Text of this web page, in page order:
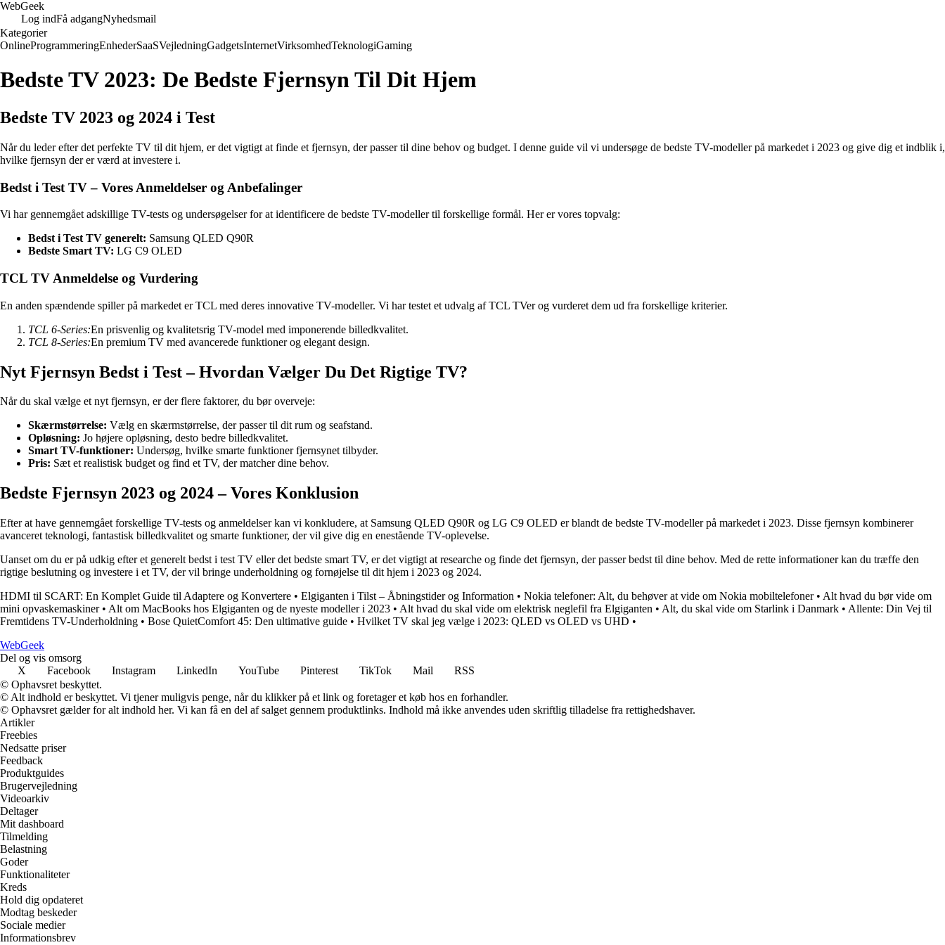
WebGeek
Log indFå adgangNyhedsmail
Kategorier
OnlineProgrammeringEnhederSaaSVejledningGadgetsInternetVirksomhedTeknologiGaming
Bedste TV 2023: De Bedste Fjernsyn Til Dit Hjem
Bedste TV 2023 og 2024 i Test
Når du leder efter det perfekte TV til dit hjem, er det vigtigt at finde et fjernsyn, der passer til dine behov og budget. I denne guide vil vi undersøge de bedste TV-modeller på markedet i 2023 og give dig et indblik i,
hvilke fjernsyn der er værd at investere i.
Bedst i Test TV – Vores Anmeldelser og Anbefalinger
Vi har gennemgået adskillige TV-tests og undersøgelser for at identificere de bedste TV-modeller til forskellige formål. Her er vores topvalg:
Bedst i Test TV generelt: Samsung QLED Q90R
Bedste Smart TV: LG C9 OLED
TCL TV Anmeldelse og Vurdering
En anden spændende spiller på markedet er TCL med deres innovative TV-modeller. Vi har testet et udvalg af TCL TVer og vurderet dem ud fra forskellige kriterier.
TCL 6-Series:En prisvenlig og kvalitetsrig TV-model med imponerende billedkvalitet.
TCL 8-Series:En premium TV med avancerede funktioner og elegant design.
Nyt Fjernsyn Bedst i Test – Hvordan Vælger Du Det Rigtige TV?
Når du skal vælge et nyt fjernsyn, er der flere faktorer, du bør overveje:
Skærmstørrelse: Vælg en skærmstørrelse, der passer til dit rum og seafstand.
Opløsning: Jo højere opløsning, desto bedre billedkvalitet.
Smart TV-funktioner: Undersøg, hvilke smarte funktioner fjernsynet tilbyder.
Pris: Sæt et realistisk budget og find et TV, der matcher dine behov.
Bedste Fjernsyn 2023 og 2024 – Vores Konklusion
Efter at have gennemgået forskellige TV-tests og anmeldelser kan vi konkludere, at Samsung QLED Q90R og LG C9 OLED er blandt de bedste TV-modeller på markedet i 2023. Disse fjernsyn kombinerer
avanceret teknologi, fantastisk billedkvalitet og smarte funktioner, der vil give dig en enestående TV-oplevelse.
Uanset om du er på udkig efter et generelt bedst i test TV eller det bedste smart TV, er det vigtigt at researche og finde det fjernsyn, der passer bedst til dine behov. Med de rette informationer kan du træffe den
rigtige beslutning og investere i et TV, der vil bringe underholdning og fornøjelse til dit hjem i 2023 og 2024.
HDMI til SCART: En Komplet Guide til Adaptere og Konvertere • Elgiganten i Tilst – Åbningstider og Information • Nokia telefoner: Alt, du behøver at vide om Nokia mobiltelefoner• Alt hvad du bør vide om
mini opvaskemaskiner• Alt om MacBooks hos Elgiganten og de nyeste modeller i 2023 • Alt hvad du skal vide om elektrisk neglefil fra Elgiganten • Alt, du skal vide om Starlink i Danmark • Allente: Din Vej til
Fremtidens TV-Underholdning • Bose QuietComfort 45: Den ultimative guide • Hvilket TV skal jeg vælge i 2023: QLED vs OLED vs UHD •
WebGeek
Del og vis omsorg
X
Facebook Instagram LinkedIn YouTube Pinterest TikTok Mail
RSS
© Ophavsret beskyttet.
© Alt indhold er beskyttet. Vi tjener muligvis penge, når du klikker på et link og foretager et køb hos en forhandler.
© Ophavsret gælder for alt indhold her. Vi kan få en del af salget gennem produktlinks. Indhold må ikke anvendes uden skriftlig tilladelse fra rettighedshaver.
Artikler
Freebies
Nedsatte priser
Feedback
Produktguides
Brugervejledning
Videoarkiv
Deltager
Mit dashboard
Tilmelding
Belastning
Goder
Funktionaliteter
Kreds
Hold dig opdateret
Modtag beskeder
Sociale medier
Informationsbrev